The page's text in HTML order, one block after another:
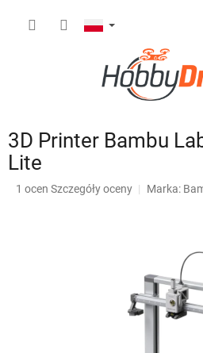
3D Printer Bambu
Lite
Średnia
1 ocen Szczegóły oceny Marka: